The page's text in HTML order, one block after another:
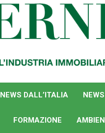
NEWS DALL’ITALIA
FORMAZIONE